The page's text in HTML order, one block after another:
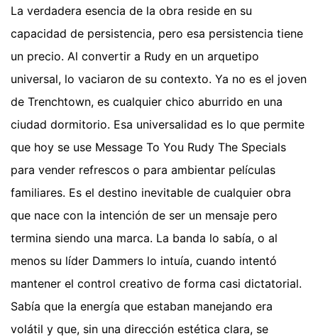
La verdadera esencia de la obra reside en su
capacidad de persistencia, pero esa persistencia tiene
un precio. Al convertir a Rudy en un arquetipo
universal, lo vaciaron de su contexto. Ya no es el joven
de Trenchtown, es cualquier chico aburrido en una
ciudad dormitorio. Esa universalidad es lo que permite
que hoy se use Message To You Rudy The Specials
para vender refrescos o para ambientar películas
familiares. Es el destino inevitable de cualquier obra
que nace con la intención de ser un mensaje pero
termina siendo una marca. La banda lo sabía, o al
menos su líder Dammers lo intuía, cuando intentó
mantener el control creativo de forma casi dictatorial.
Sabía que la energía que estaban manejando era
volátil y que, sin una dirección estética clara, se